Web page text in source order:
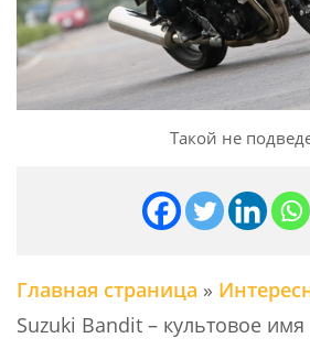
Такой не
Главная страница »
Suzuki Bandit – культовое имя